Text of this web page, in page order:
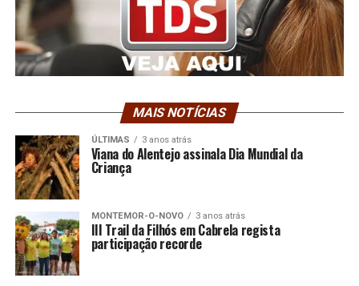
MAIS NOTÍCIAS
ÚLTIMAS 3 anos atrás
Viana do Alentejo assinala Dia Mundial da
Criança
MONTEMOR-O-NOVO 3 anos atrás
III Trail da Filhós em Cabrela regista
participação recorde